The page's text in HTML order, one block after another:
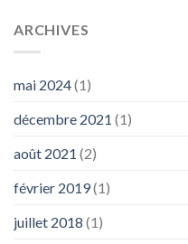
ARCHIVES
mai 2024(1)
décembre 2021 (1)
août 2021 (2)
février 2019(1)
juillet 2018 (1)